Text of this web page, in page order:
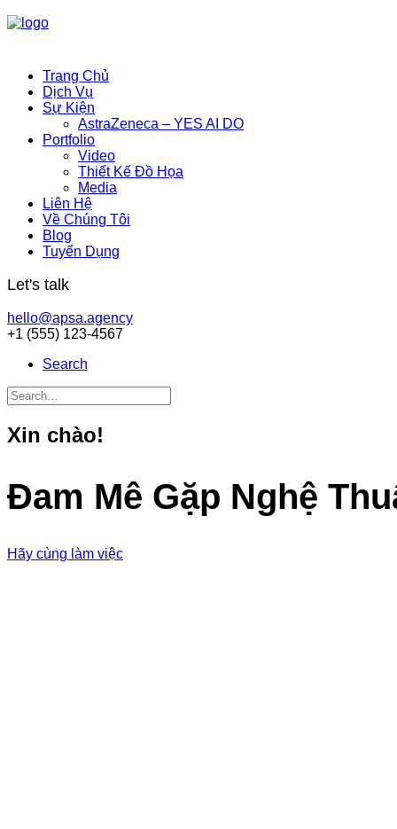
Trang Chủ
Dịch Vụ
Sự Kiện
AstraZeneca – YES AI DO
Portfolio
Video
Thiết Kế Đồ Họa
Media
Liên Hệ
Về Chúng Tôi
Blog
Tuyển Dụng
Let's talk
hello@apsa.agency
+1 (555) 123-4567
Search
Xin chào!
Đam Mê Gặp Nghệ
Hãy cùng làm việc